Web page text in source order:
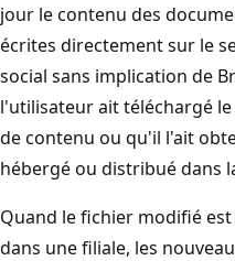
jour le contenu des
écrites directement sur le
social sans implication de
l'utilisateur ait téléchargé
de contenu ou qu'il l'ait
hébergé ou distribué dans
Quand le fichier modifié
dans une filiale, les